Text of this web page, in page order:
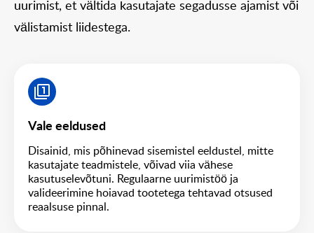
uurimist, et vältida kasutajate segadusse ajamist või
välistamist liidestega.
Vale eeldused
Disainid, mis põhinevad sisemistel eeldustel, mitte
kasutajate teadmistele, võivad viia vähese
kasutuselevõtuni. Regulaarne uurimistöö ja
valideerimine hoiavad tootetega tehtavad otsused
reaalsuse pinnal.